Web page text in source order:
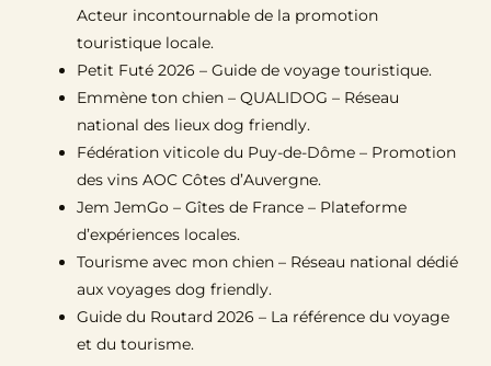
Acteur incontournable de la promotion
touristique locale.
Petit Futé 2026 – Guide de voyage touristique.
Emmène ton chien – QUALIDOG – Réseau
national des lieux dog friendly.
Fédération viticole du Puy-de-Dôme – Promotion
des vins AOC Côtes d’Auvergne.
Jem JemGo – Gîtes de France – Plateforme
d’expériences locales.
Tourisme avec mon chien – Réseau national dédié
aux voyages dog friendly.
Guide du Routard 2026 – La référence du voyage
et du tourisme.